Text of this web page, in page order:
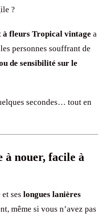
?
à fleurs Tropical vintage a
personnes souffrant de
de sensibilité sur le
secondes… tout en
à nouer, facile à
et ses longues lanières
même si vous n’avez pas